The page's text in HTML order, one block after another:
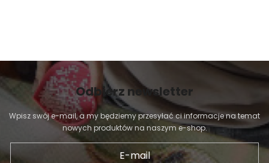
Odbierz newsletter
Wpisz swój e-mail, a my będziemy przesyłać ci informacje na temat
nowych produktów na naszym e-shop.
E-mail